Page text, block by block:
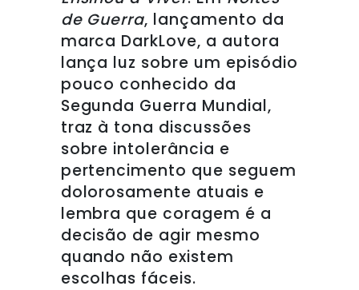
de Guerra, lançamento da
marca DarkLove, a autora
lança luz sobre um episódio
pouco conhecido da
Segunda Guerra Mundial,
traz à tona discussões
sobre intolerância e
pertencimento que seguem
dolorosamente atuais e
lembra que coragem é a
decisão de agir mesmo
quando não existem
escolhas fáceis.